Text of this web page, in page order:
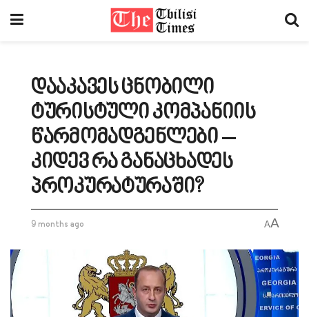
დააკავეს ცნობილი
ტურისტული კომპანიის
წარმომადგენლები –
კიდევ რა განაცხადეს
პროკურატურაში?
9 months ago AA